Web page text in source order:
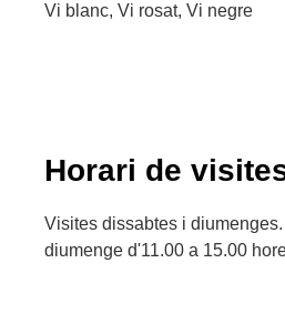
Vi blanc, Vi rosat, Vi negre
Horari de
Visites dissabtes i
diumenge d'11.00 a 15.00